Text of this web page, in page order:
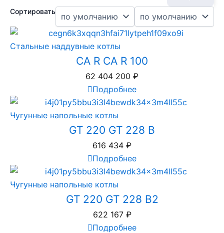
Сортировать
Стальные наддувные котлы
CA R CA R 100
62 404 200 ₽
Подробнее
Чугунные напольные котлы
GT 220 GT 228 B
616 434 ₽
Подробнее
Чугунные напольные котлы
GT 220 GT 228 B2
622 167 ₽
Подробнее